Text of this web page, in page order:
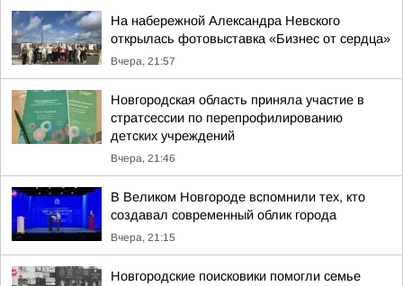
На набережной Александра Невского
открылась фотовыставка «Бизнес от сердца»
Вчера, 21:57
Новгородская область приняла участие в
стратсессии по перепрофилированию
детских учреждений
Вчера, 21:46
В Великом Новгороде вспомнили тех, кто
создавал современный облик города
Вчера, 21:15
Новгородские поисковики помогли семье